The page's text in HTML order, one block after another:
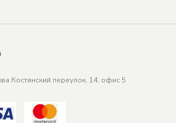
Костянский переулок, 14, офис 5